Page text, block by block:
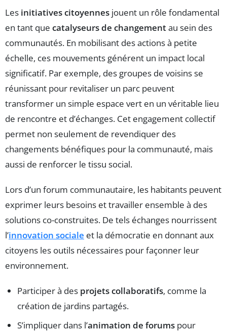
Les initiatives citoyennes jouent un rôle fondamental
en tant que catalyseurs de changementau sein des
communautés. En mobilisant des actions à petite
échelle, ces mouvements générent un impact local
significatif. Par exemple, des groupes de voisins se
réunissant pour revitaliser un parc peuvent
transformer un simple espace vert en un véritable lieu
de rencontre et d’échanges. Cet engagement collectif
permet non seulement de revendiquer des
changements bénéfiques pour la communauté, mais
aussi de renforcer le tissu social.
Lors d’un forum communautaire, les habitants peuvent
exprimer leurs besoins et travailler ensemble à des
solutions co-construites. De tels échanges nourrissent
l’innovation sociale et la démocratie en donnant aux
citoyens les outils nécessaires pour façonner leur
environnement.
Participer à des projets collaboratifs, comme la
création de jardins partagés.
S’impliquer dans l’animation de forums pour